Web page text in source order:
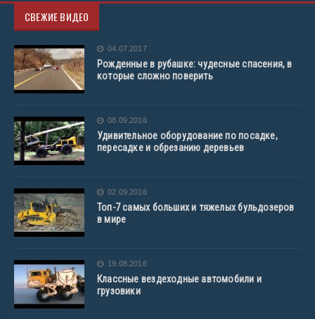
СВЕЖИЕ ВИДЕО
04.07.2017
Рожденные в рубашке: чудесные спасения, в
которые сложно поверить
08.09.2016
Удивительное оборудование по посадке,
пересадке и обрезанию деревьев
02.09.2016
Топ-7 самых больших и тяжелых бульдозеров
в мире
19.08.2016
Классные вездеходные автомобили и
грузовики